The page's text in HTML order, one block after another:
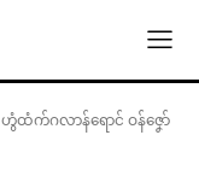
ဟွံထံက်ဂလာန်ရောင် ဝန်ဇၞော်